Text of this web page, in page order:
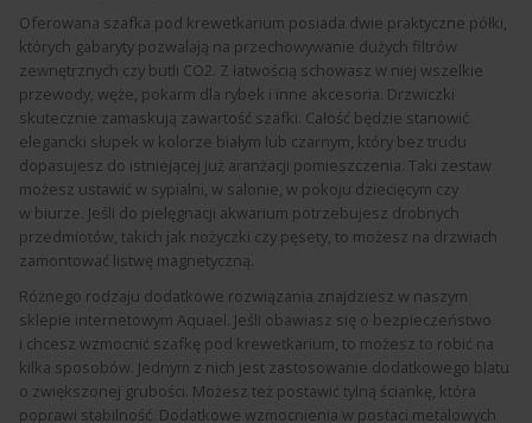
Oferowana szafka pod krewetkarium posiada dwie praktyczne półki,
których gabaryty pozwalają na przechowywanie dużych filtrów
zewnętrznych czy butli CO2. Z łatwością schowasz w niej wszelkie
przewody, węże, pokarm dla rybek i inne akcesoria. Drzwiczki
skutecznie zamaskują zawartość szafki. Całość będzie stanowić
elegancki słupek w kolorze białym lub czarnym, który bez trudu
dopasujesz do istniejącej już aranżacji pomieszczenia. Taki zestaw
możesz ustawić w sypialni, w salonie, w pokoju dziecięcym czy
w biurze. Jeśli do pielęgnacji akwarium potrzebujesz drobnych
przedmiotów, takich jak nożyczki czy pęsety, to możesz na drzwiach
zamontować listwę magnetyczną.
Różnego rodzaju dodatkowe rozwiązania znajdziesz w naszym
sklepie internetowym Aquael. Jeśli obawiasz się o bezpieczeństwo
i chcesz wzmocnić szafkę pod krewetkarium, to możesz to robić na
kilka sposobów. Jednym z nich jest zastosowanie dodatkowego blatu
o zwiększonej grubości. Możesz też postawić tylną ściankę, która
poprawi stabilność. Dodatkowe wzmocnienia w postaci metalowych